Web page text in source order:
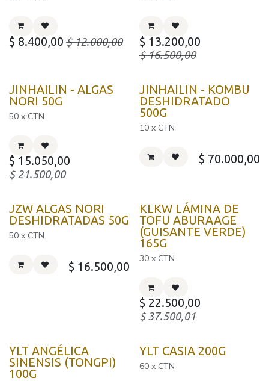
$ 8.400,00 $12.000,00 $ 13.200,00
$16.500,00
JINHAILIN - ALGAS
NORI 50G
50 x CTN
$ 15.050,00
$21.500,00
JINHAILIN - KOMBU
DESHIDRATADO
500G
10 x CTN
$ 70.000,00
JZW ALGAS NORI
DESHIDRATADAS 50G
50 x CTN
$ 16.500,00
KLKW LÁMINA DE
TOFU ABURAAGE
(GUISANTE VERDE)
165G
30 x CTN
$ 22.500,00
$37.500,01
YLT ANGÉLICA
SINENSIS (TONGPI)
100G
YLT CASIA 200G
60 x CTN